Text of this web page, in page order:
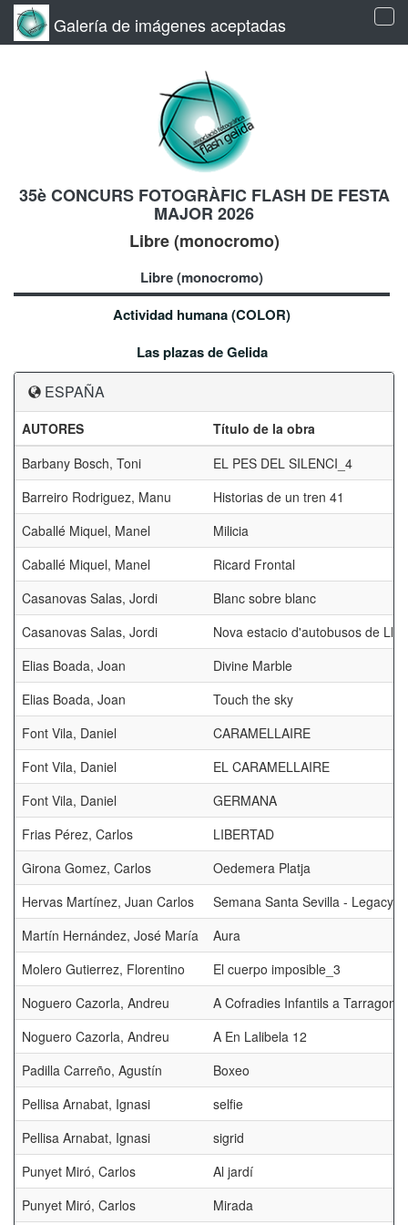
Galería de imágenes aceptadas
35è CONCURS FOTOGRÀFIC FLASH DE FESTA
MAJOR 2026
Libre (monocromo)
Libre (monocromo)
Actividad humana (COLOR)
Las plazas de Gelida
ESPAÑA
AUTORES
Título de la obra
Barbany Bosch, Toni
EL PES DEL SILENCI_4
Barreiro Rodriguez, Manu
Historias de un tren 41
Caballé Miquel, Manel
Milicia
Caballé Miquel, Manel
Ricard Frontal
Casanovas Salas, Jordi
Blanc sobre blanc
Casanovas Salas, Jordi
Nova estacio d'autobusos de
Elias Boada, Joan
Divine Marble
Elias Boada, Joan
Touch the sky
Font Vila, Daniel
CARAMELLAIRE
Font Vila, Daniel
EL CARAMELLAIRE
Font Vila, Daniel
GERMANA
Frias Pérez, Carlos
LIBERTAD
Girona Gomez, Carlos
Oedemera Platja
Hervas Martínez, Juan Carlos
Semana Santa Sevilla - Legacy
Martín Hernández, José María
Aura
Molero Gutierrez, Florentino
El cuerpo imposible_3
Noguero Cazorla, Andreu
A Cofradies Infantils a Tarragona
Noguero Cazorla, Andreu
A En Lalibela 12
Padilla Carreño, Agustín
Boxeo
Pellisa Arnabat, Ignasi
selfie
Pellisa Arnabat, Ignasi
sigrid
Punyet Miró, Carlos
Al jardí
Punyet Miró, Carlos
Mirada